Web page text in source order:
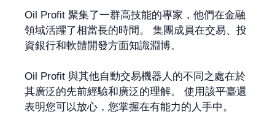
Oil Profit 聚集了一群高技能的專家，他們在金融
領域活躍了相當長的時間。 集團成員在交易、投
資銀行和軟體開發方面知識淵博。
Oil Profit 與其他自動交易機器人的不同之處在於
其廣泛的先前經驗和廣泛的理解。 使用該平臺還
表明您可以放心，您掌握在有能力的人手中。